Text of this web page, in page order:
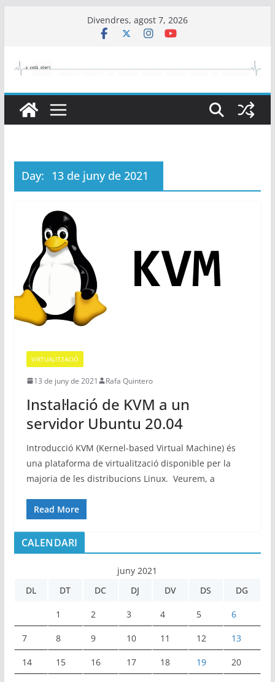
Divendres, agost 7, 2026
Day: 13 de juny de 2021
VIRTUALITZACIÓ
13 de juny de 2021 Rafa Quintero
Instal·lació de KVM a un
servidor Ubuntu 20.04
Introducció KVM (Kernel-based Virtual Machine) és
una plataforma de virtualització disponible per la
majoria de les distribucions Linux. Veurem, a
Read More
CALENDARI
juny 2021
DL
DT DC DJ DV DS DG
1 2 3 4 5 6
7 8 9 10 11 12 13
14 15 16 17 18 19 20